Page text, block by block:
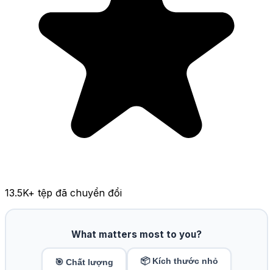
13.5K+ tệp đã chuyển đổi
What matters most to you?
🎯 Chất lượng 📦 Kích thước nhỏ